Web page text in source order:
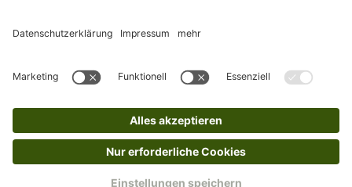
Barrierefreiheitserklärung Impressum AGB
Widerruf
Cookies Retouren
© 2025 Schecker GmbH | Webdesign und -entwicklung: Web Labels